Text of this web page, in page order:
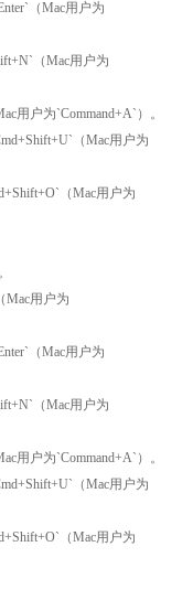
（Mac用户为
（Mac用户为
用户为`Command+A`）。
（Mac用户为
（Mac用户为
Mac用户为
（Mac用户为
（Mac用户为
用户为`Command+A`）。
（Mac用户为
（Mac用户为